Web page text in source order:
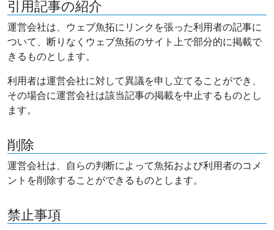
引用記事の紹介
運営会社は、ウェブ魚拓にリンクを張った利用者の記事に
ついて、断りなくウェブ魚拓のサイト上で部分的に掲載で
きるものとします。
利用者は運営会社に対して異議を申し立てることができ、
その場合に運営会社は該当記事の掲載を中止するものとし
ます。
削除
運営会社は、自らの判断によって魚拓および利用者のコメ
ントを削除することができるものとします。
禁止事項